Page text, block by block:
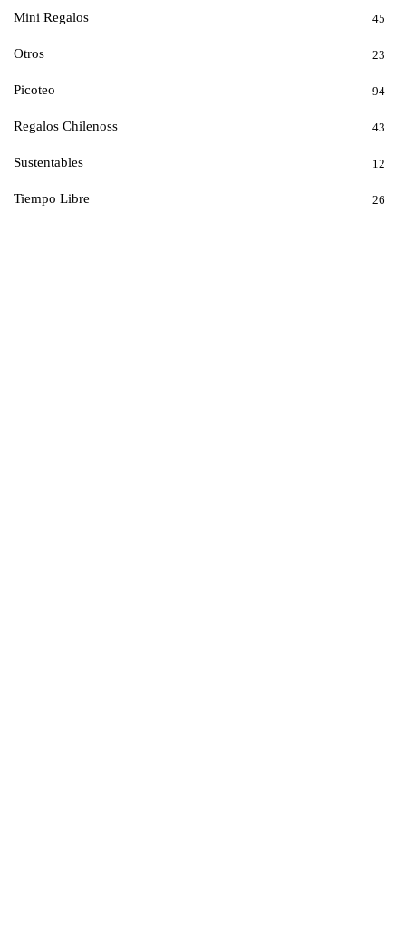
Mini Regalos 45
Otros 23
Picoteo 94
Regalos Chilenoss 43
Sustentables 12
Tiempo Libre 26